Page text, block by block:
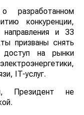
разработанном
конкуренции,
и 33
призваны снять
на рынки
IT-услуг.
Президент не